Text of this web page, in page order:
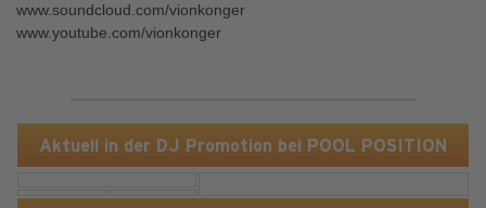
Aktuell in der DJ Promotion bei POOL POSITION
www.soundcloud.com/vionkonger
www.youtube.com/vionkonger